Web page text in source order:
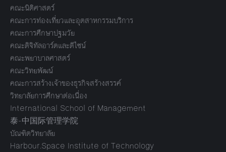
คณะนิติศาสตร์
คณะการท่องเที่ยวและอุตสาหกรรมบริการ
คณะการศึกษาปฐมวัย
คณะดิจิทัลอาร์ตและดีไซน์
คณะพยาบาลศาสตร์
คณะวิทยพัฒน์
คณะการสร้างเจ้าของธุรกิจสร้างสรรค์
วิทยาลัยการศึกษาต่อเนื่อง
International School of Management
泰-中国际管理学院
บัณฑิตวิทยาลัย
Harbour.Space Institute of Technology